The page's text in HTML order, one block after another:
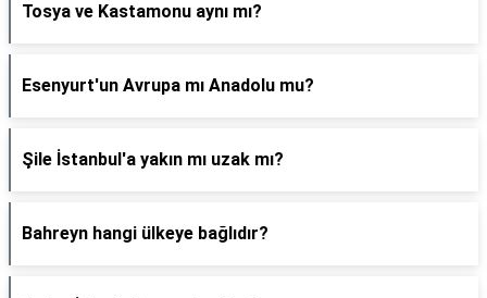
Tosya ve Kastamonu aynı mı?
Esenyurt'un Avrupa mı Anadolu mu?
Şile İstanbul'a yakın mı uzak mı?
Bahreyn hangi ülkeye bağlıdır?